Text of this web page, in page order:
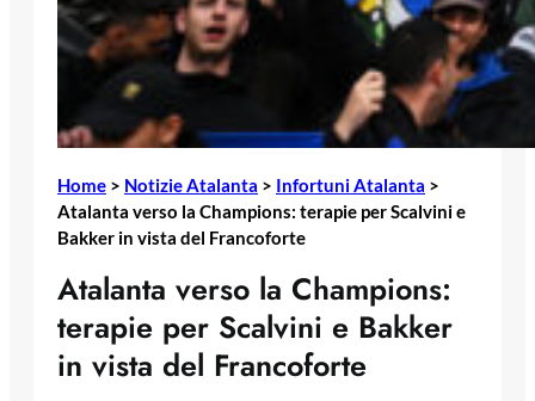
Home > Notizie Atalanta > Infortuni Atalanta >
Atalanta verso la Champions: terapie per Scalvini e
Bakker in vista del Francoforte
Atalanta verso la Champions:
terapie per Scalvini e Bakker
in vista del Francoforte